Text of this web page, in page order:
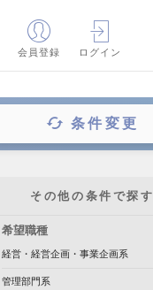
会員登録 ログイン
条件変更
その他の条件で探す
希望職種
経営・経営企画・事業企画系
管理部門系